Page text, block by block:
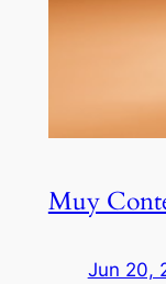
Muy
Jun 20,